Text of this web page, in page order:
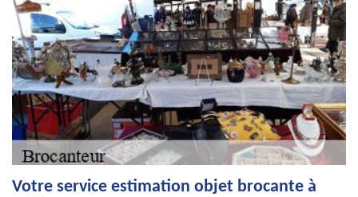
Votre service estimation objet brocante à